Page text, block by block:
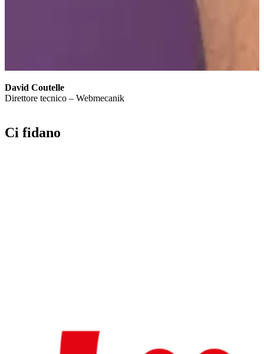
David Coutelle
Direttore tecnico – Webmecanik
Ci fidano